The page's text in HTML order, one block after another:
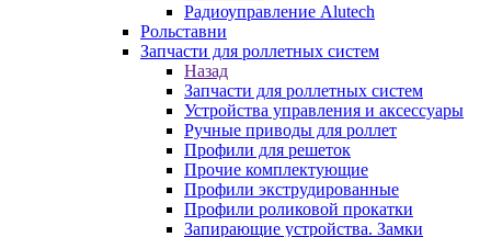
Радиоуправление Alutech
Рольставни
Запчасти для роллетных систем
Назад
Запчасти для роллетных систем
Устройства управления и аксессуары
Ручные приводы для роллет
Профили для решеток
Прочие комплектующие
Профили экструдированные
Профили роликовой прокатки
Запирающие устройства. Замки